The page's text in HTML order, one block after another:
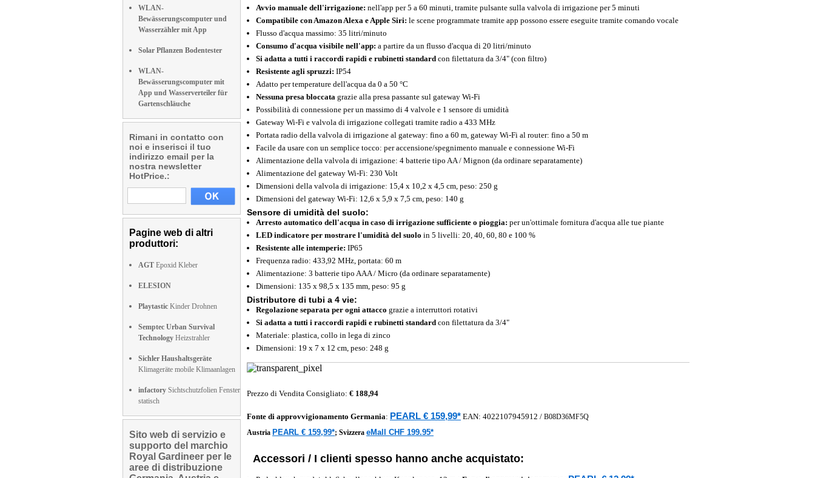
WLAN-
Bewässerungscomputer und
Wasserzähler mit App
Solar Pflanzen Bodentester
WLAN-
Bewässerungscomputer mit
App und Wasserverteiler für
Gartenschläuche
Rimani in contatto con
noi e inserisci il tuo
indirizzo email per la
nostra newsletter
HotPrice.:
Pagine web di altri
produttori:
AGT Epoxid Kleber
ELESION
Playtastic Kinder Drohnen
Semptec Urban Survival
Technology Heizstrahler
Sichler Haushaltsgeräte
Klimageräte mobile Klimaanlagen
infactory Sichtschutzfolien Fenster
statisch
Sito web di servizio e
supporto del marchio
Royal Gardineer per le
aree di distribuzione
Avvio manuale dell'irrigazione: nell'app per 5 a 60 minuti, tramite pulsante sulla valvola di irrigazione per 5 minuti
Compatibile con Amazon Alexa e Apple Siri: le scene programmate tramite app possono essere eseguite tramite comando vocale
Flusso d'acqua massimo: 35 litri/minuto
Consumo d'acqua visibile nell'app: a partire da un flusso d'acqua di 20 litri/minuto
Si adatta a tutti i raccordi rapidi e rubinetti standard con filettatura da 3/4" (con filtro)
Resistente agli spruzzi: IP54
Adatto per temperature dell'acqua da 0 a 50 °C
Nessuna presa bloccata grazie alla presa passante sul gateway Wi-Fi
Possibilità di connessione per un massimo di 4 valvole e 1 sensore di umidità
Gateway Wi-Fi e valvola di irrigazione collegati tramite radio a 433 MHz
Portata radio della valvola di irrigazione al gateway: fino a 60 m, gateway Wi-Fi al router: fino a 50 m
Facile da usare con un semplice tocco: per accensione/spegnimento manuale e connessione Wi-Fi
Alimentazione della valvola di irrigazione: 4 batterie tipo AA / Mignon (da ordinare separatamente)
Alimentazione del gateway Wi-Fi: 230 Volt
Dimensioni della valvola di irrigazione: 15,4 x 10,2 x 4,5 cm, peso: 250 g
Dimensioni del gateway Wi-Fi: 12,6 x 5,9 x 7,5 cm, peso: 140 g
Sensore di umidità del suolo:
Arresto automatico dell'acqua in caso di irrigazione sufficiente o pioggia: per un'ottimale fornitura d'acqua alle tue piante
LED indicatore per mostrare l'umidità del suolo in 5 livelli: 20, 40, 60, 80 e 100 %
Resistente alle intemperie: IP65
Frequenza radio: 433,92 MHz, portata: 60 m
Alimentazione: 3 batterie tipo AAA / Micro (da ordinare separatamente)
Dimensioni: 135 x 98,5 x 135 mm, peso: 95 g
Distributore di tubi a 4 vie:
Regolazione separata per ogni attacco grazie a interruttori rotativi
Si adatta a tutti i raccordi rapidi e rubinetti standard con filettatura da 3/4"
Materiale: plastica, collo in lega di zinco
Dimensioni: 19 x 7 x 12 cm, peso: 248 g
Prezzo di Vendita Consigliato: € 188,94
Fonte di approvvigionamento Germania: PEARL € 159,99* EAN: 4022107945912 / B08D36MF5Q
Austria PEARL € 159,99*; Svizzera eMall CHF 199.95*
Accessori / I clienti spesso hanno anche acquistato: